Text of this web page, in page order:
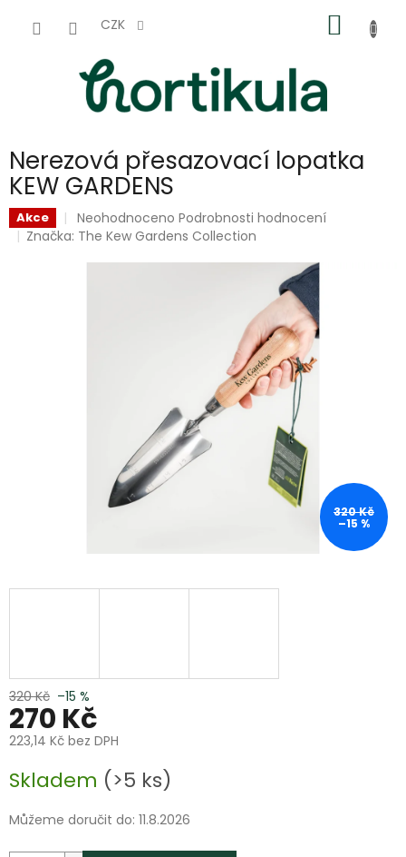
CZK
KOŠÍK
Nerezová přesazovací lopatka
KEW GARDENS
Akce
Průměrné
hodnocení
je
Neohodnoceno Podrobnosti hodnocení
Značka: The Kew Gardens Collection
320 Kč
–15 %
320 Kč –15 %
270 Kč
223,14 Kč bez DPH
cena:
Skladem (>5 ks)
Můžeme doručit do: 11.8.2026